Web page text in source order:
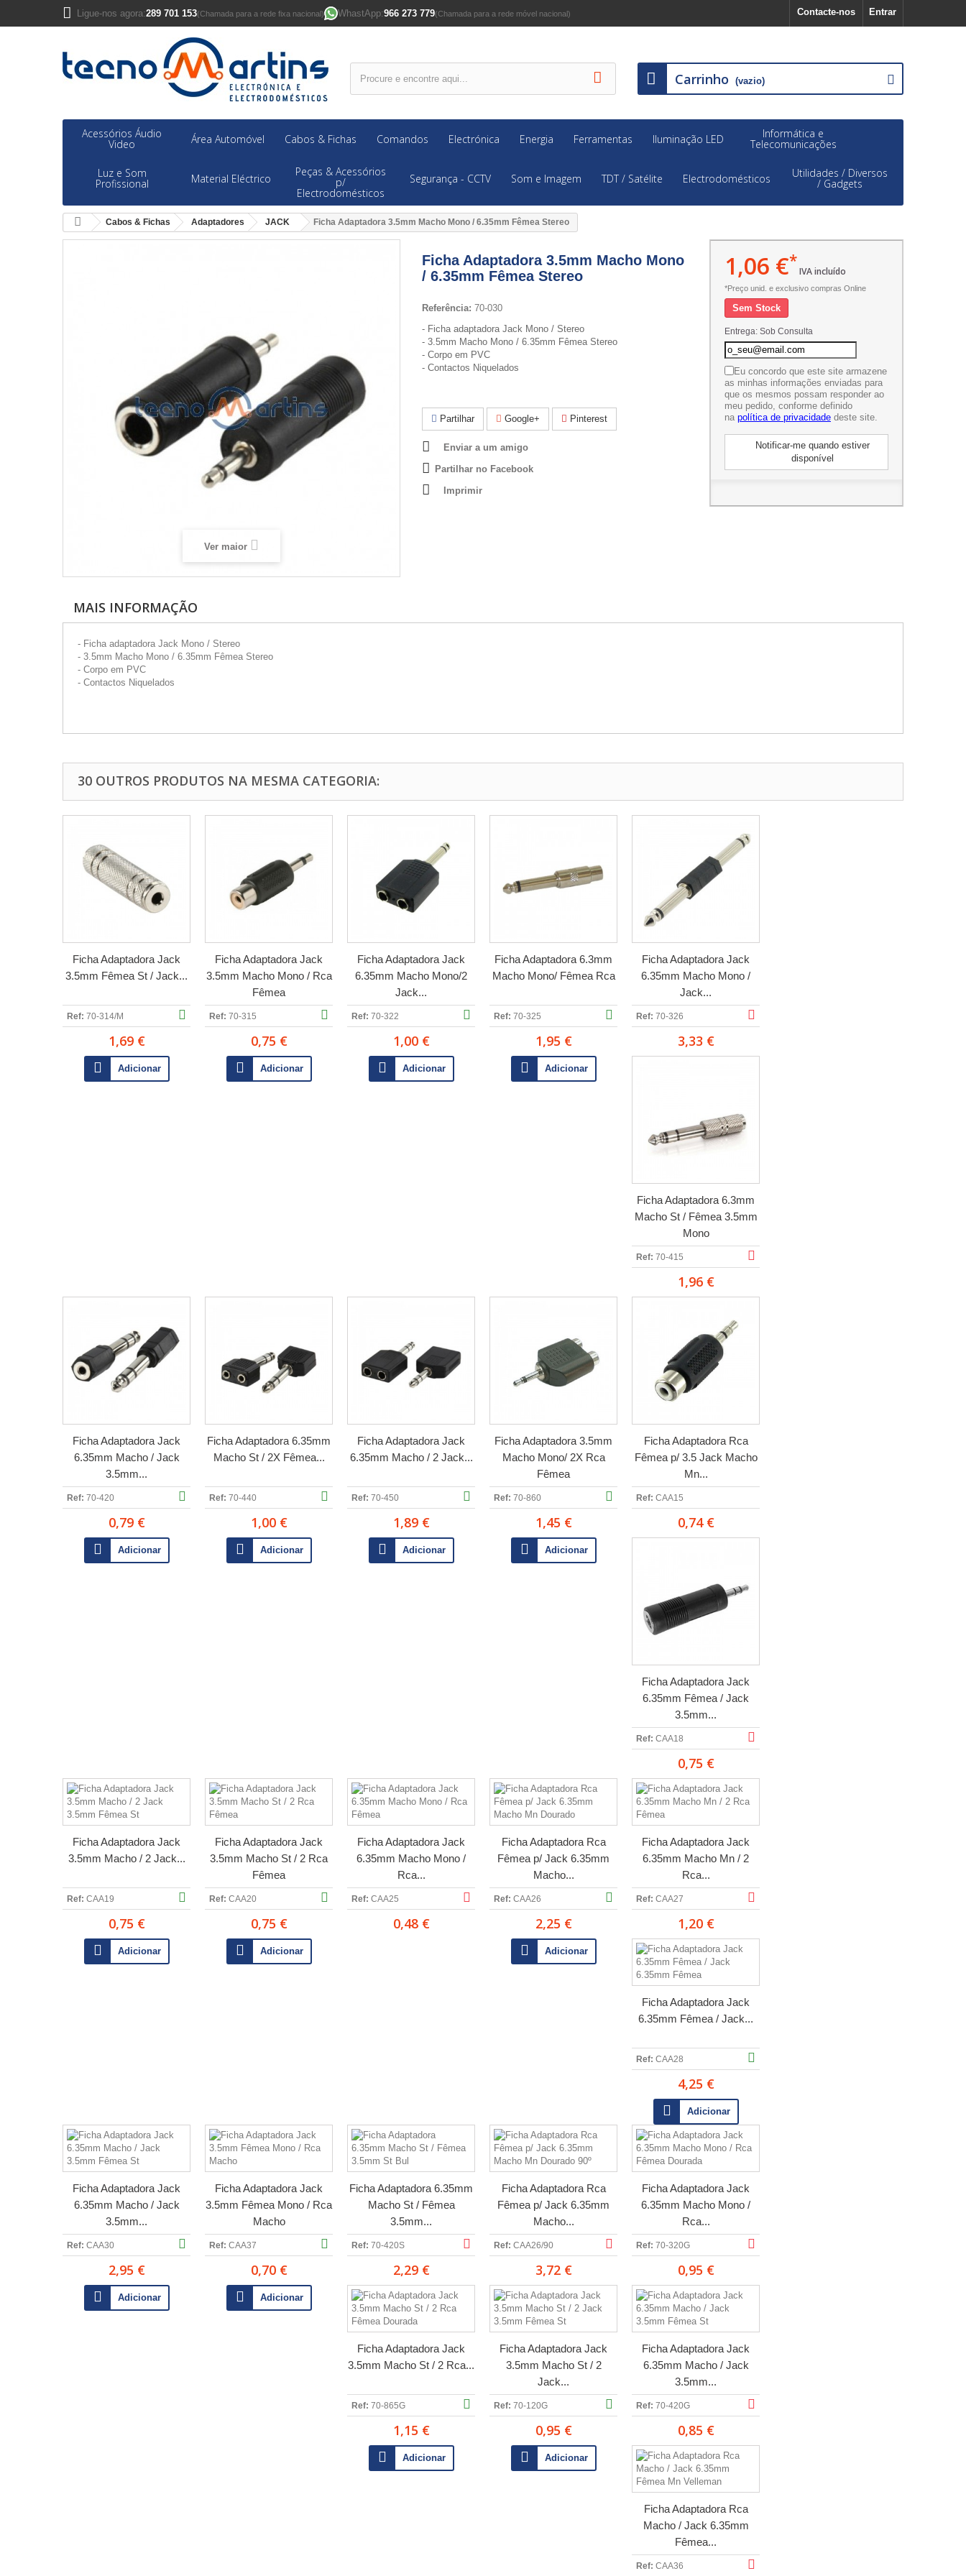
Entrar
Contacte-nos
Ligue-nos agora:289 701 153(Chamada para a rede fixa nacional) WhastApp:966 273 779(Chamada para a rede móvel nacional)
Carrinho (vazio)
Acessórios Áudio
Video Área Automóvel Cabos & Fichas Comandos Electrónica Energia Ferramentas Iluminação LED Informática e
Telecomunicações
Luz e Som
Profissional Material Eléctrico
Peças & Acessórios
p/
Electrodomésticos
Segurança - CCTV Som e Imagem TDT / Satélite Electrodomésticos Utilidades / Diversos
/ Gadgets
Cabos & Fichas Adaptadores JACK Ficha Adaptadora 3.5mm Macho Mono / 6.35mm Fêmea Stereo
Ver maior
Ficha Adaptadora 3.5mm Macho Mono
/ 6.35mm Fêmea Stereo
Referência: 70-030
- Ficha adaptadora Jack Mono / Stereo
- 3.5mm Macho Mono / 6.35mm Fêmea Stereo
- Corpo em PVC
- Contactos Niquelados
Partilhar Google+ Pinterest
Enviar a um amigo
Partilhar no Facebook
Imprimir
1,06 €*
IVA incluído
*Preço unid. e exclusivo compras Online
Sem Stock
Entrega: Sob Consulta
Eu concordo que este site armazene
as minhas informações enviadas para
que os mesmos possam responder ao
meu pedido, conforme definido
na política de privacidadedeste site.
Notificar-me quando estiver
disponível
MAIS INFORMAÇÃO
- Ficha adaptadora Jack Mono / Stereo
- 3.5mm Macho Mono / 6.35mm Fêmea Stereo
- Corpo em PVC
- Contactos Niquelados
30 OUTROS PRODUTOS NA MESMA CATEGORIA:
Ficha Adaptadora Jack
3.5mm Fêmea St / Jack...
Ref: 70-314/M
1,69 €
Adicionar
Ficha Adaptadora Jack
3.5mm Macho Mono / Rca
Fêmea
Ref: 70-315
0,75 €
Adicionar
Ficha Adaptadora Jack
6.35mm Macho Mono/2
Jack...
Ref: 70-322
1,00 €
Adicionar
Ficha Adaptadora 6.3mm
Macho Mono/ Fêmea Rca
Ref: 70-325
1,95 €
Adicionar
Ficha Adaptadora Jack
6.35mm Macho Mono /
Jack...
Ref: 70-326
3,33 €
Ficha Adaptadora 6.3mm
Macho St / Fêmea 3.5mm
Mono
Ref: 70-415
1,96 €
Ficha Adaptadora Jack
6.35mm Macho / Jack
3.5mm...
Ref: 70-420
0,79 €
Adicionar
Ficha Adaptadora 6.35mm
Macho St / 2X Fêmea...
Ref: 70-440
1,00 €
Adicionar
Ficha Adaptadora Jack
6.35mm Macho / 2 Jack...
Ref: 70-450
1,89 €
Adicionar
Ficha Adaptadora 3.5mm
Macho Mono/ 2X Rca
Fêmea
Ref: 70-860
1,45 €
Adicionar
Ficha Adaptadora Rca
Fêmea p/ 3.5 Jack Macho
Mn...
Ref: CAA15
0,74 €
Ficha Adaptadora Jack
6.35mm Fêmea / Jack
3.5mm...
Ref: CAA18
0,75 €
Ficha Adaptadora Jack
3.5mm Macho / 2 Jack...
Ref: CAA19
0,75 €
Adicionar
Ficha Adaptadora Jack
3.5mm Macho St / 2 Rca
Fêmea
Ref: CAA20
0,75 €
Adicionar
Ficha Adaptadora Jack
6.35mm Macho Mono /
Rca...
Ref: CAA25
0,48 €
Ficha Adaptadora Rca
Fêmea p/ Jack 6.35mm
Macho...
Ref: CAA26
2,25 €
Adicionar
Ficha Adaptadora Jack
6.35mm Macho Mn / 2
Rca...
Ref: CAA27
1,20 €
Ficha Adaptadora Jack
6.35mm Fêmea / Jack...
Ref: CAA28
4,25 €
Adicionar
Ficha Adaptadora Jack
6.35mm Macho / Jack
3.5mm...
Ref: CAA30
2,95 €
Adicionar
Ficha Adaptadora Jack
3.5mm Fêmea Mono / Rca
Macho
Ref: CAA37
0,70 €
Adicionar
Ficha Adaptadora 6.35mm
Macho St / Fêmea
3.5mm...
Ref: 70-420S
2,29 €
Ficha Adaptadora Rca
Fêmea p/ Jack 6.35mm
Macho...
Ref: CAA26/90
3,72 €
Ficha Adaptadora Jack
6.35mm Macho Mono /
Rca...
Ref: 70-320G
0,95 €
Ficha Adaptadora Jack
3.5mm Macho St / 2 Rca...
Ref: 70-865G
1,15 €
Adicionar
Ficha Adaptadora Jack
3.5mm Macho St / 2
Jack...
Ref: 70-120G
0,95 €
Adicionar
Ficha Adaptadora Jack
6.35mm Macho / Jack
3.5mm...
Ref: 70-420G
0,85 €
Ficha Adaptadora Rca
Macho / Jack 6.35mm
Fêmea...
Ref: CAA36